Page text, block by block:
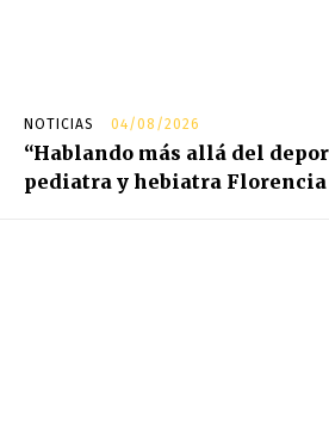
NOTICIAS 04/08/2026
“Hablando más allá del
pediatra y hebiatra Florencia